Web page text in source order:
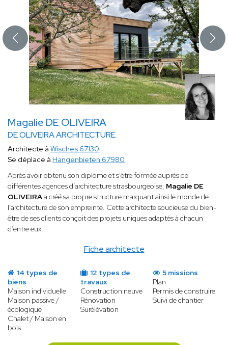
Magalie DE OLIVEIRA
DE OLIVEIRA ARCHITECTURE
Fiche architecte
Architecte à Wisches 67130
Se déplace à Hangenbieten 67980
Après avoir obtenu son diplôme et s’être formée auprès de
différentes agences d’architecture strasbourgeoise, Magalie DE
OLIVEIRAa créé sa propre structure marquant ainsi le monde de
l’architecture de son empreinte. Cette architecte soucieuse du bien-
être de ses clients conçoit des projets uniques adaptés à chacun
d’entre eux.
14 types de
biens
Maison individuelle
Maison passive /
écologique
Chalet / Maison en
bois
12 types de
travaux
Construction neuve
Rénovation
Surélévation
5 missions
Plan
Permis de construire
Suivi de chantier